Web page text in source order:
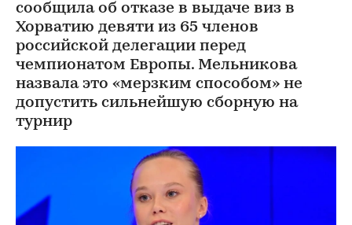
сообщила об отказе в выдаче виз в
Хорватию девяти из 65 членов
российской делегации перед
чемпионатом Европы. Мельникова
назвала это «мерзким способом» не
допустить сильнейшую сборную на
турнир